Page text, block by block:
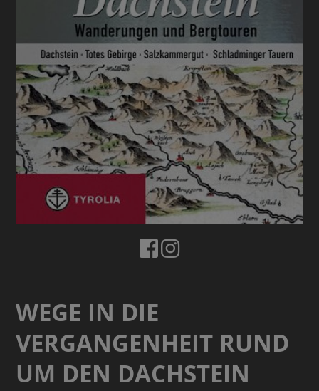
WEGE IN DIE
VERGANGENHEIT RUND
UM DEN DACHSTEIN